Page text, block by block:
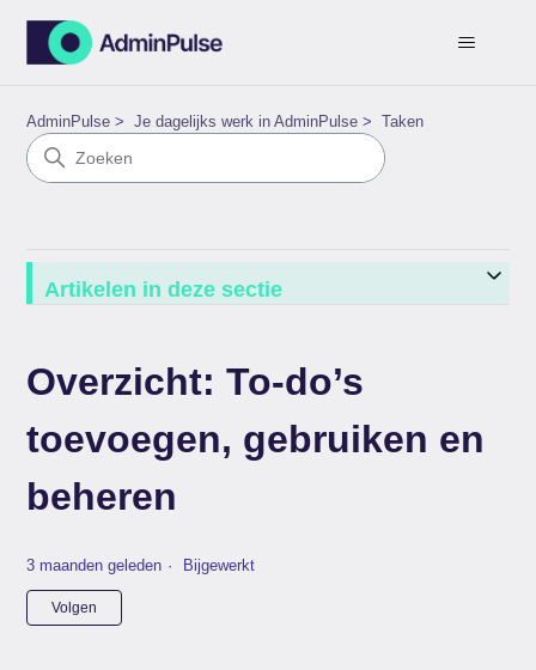
AdminPulse Je dagelijks werk in AdminPulse Taken
Artikelen in deze sectie
Overzicht: To-do’s
toevoegen, gebruiken en
beheren
3 maanden geleden Bijgewerkt
Volgen